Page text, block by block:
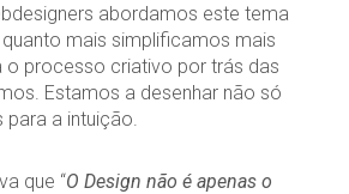
abordamos este tema
mais simplificamos mais
o processo criativo por trás das
Estamos a desenhar não só
a intuição.
que “O Design não é apenas o